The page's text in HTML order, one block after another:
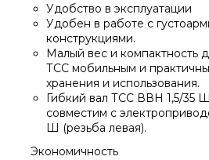
Удобство в эксплуатации
Удобен в работе с
конструкциями.
Малый вес и компактность
ТСС мобильным и
хранения и использования.
Гибкий вал ТСС ВВН 1,5/35
совместим с
Ш (резьба левая).
Экономичность